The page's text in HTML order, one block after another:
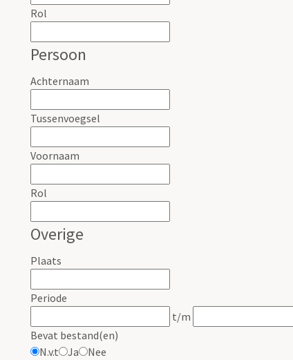
Rol
Persoon
Achternaam
Tussenvoegsel
Voornaam
Rol
Overige
Plaats
Periode
t/m
Bevat bestand(en)
N.v.t
Ja
Nee